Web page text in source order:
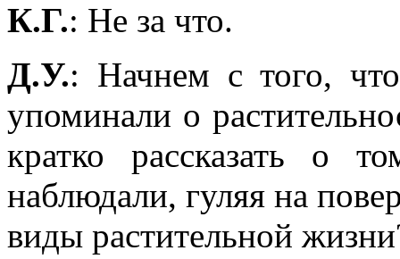
К.Г.: Не за что.
Д.У.: Начнем с того,
упоминали о
кратко рассказать о
наблюдали, гуляя на
виды растительной